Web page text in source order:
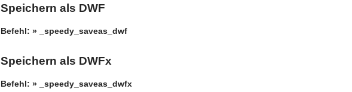
Speichern als DWF
Befehl: » _speedy_saveas_dwf
Speichern als DWFx
Befehl: » _speedy_saveas_dwfx